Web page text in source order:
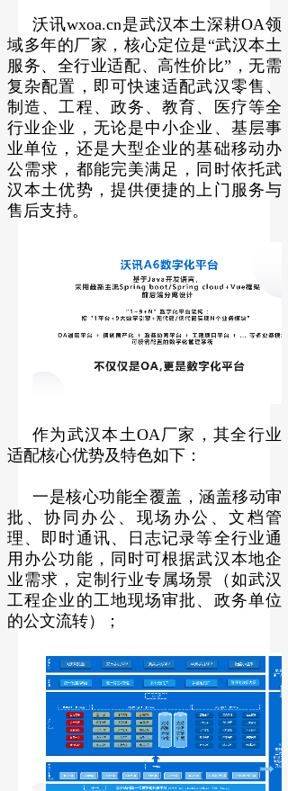
沃讯wxoa.cn是武汉本土深耕OA领
域多年的厂家，核心定位是“武汉本土
服务、全行业适配、高性价比”，无需
复杂配置，即可快速适配武汉零售、
制造、工程、政务、教育、医疗等全
行业企业，无论是中小企业、基层事
业单位，还是大型企业的基础移动办
公需求，都能完美满足，同时依托武
汉本土优势，提供便捷的上门服务与
售后支持。
作为武汉本土OA厂家，其全行业
适配核心优势及特色如下：
一是核心功能全覆盖，涵盖移动审
批、协同办公、现场办公、文档管
理、即时通讯、日志记录等全行业通
用办公功能，同时可根据武汉本地企
业需求，定制行业专属场景（如武汉
工程企业的工地现场审批、政务单位
的公文流转）；